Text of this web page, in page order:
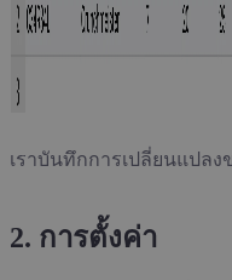
เราบันทึกการเปลี่ยนแปล
2. การตั้งค่า